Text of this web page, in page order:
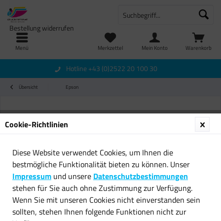
Menü Warenkorb
Merkzettel
Bestellung widerrufen
Mein Konto
Hotline +43 (0)2522 20 100 30
Übersicht Epson
Cookie-Richtlinien
Diese Website verwendet Cookies, um Ihnen die
bestmögliche Funktionalität bieten zu können. Unser
Impressum und unsere Datenschutzbestimmungen
stehen für Sie auch ohne Zustimmung zur Verfügung.
Wenn Sie mit unseren Cookies nicht einverstanden sein
sollten, stehen Ihnen folgende Funktionen nicht zur